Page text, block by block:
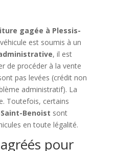
gagée à Plessis-
est soumis à un
, il est
de procéder à la vente
pas levées (crédit non
administratif). La
Toutefois, certains
Benoist sont
en toute légalité.
pour